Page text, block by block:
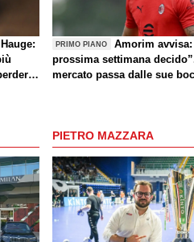
PRIMO PIANO
Amorim avvisa:
prossima settimana
mercato passa dalle sue
PIETRO MAZZARA